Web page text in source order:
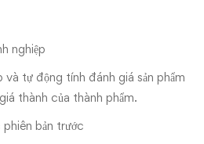
nghiệp
tự động tính đánh giá sản phẩm
thành của thành phẩm.
bản trước